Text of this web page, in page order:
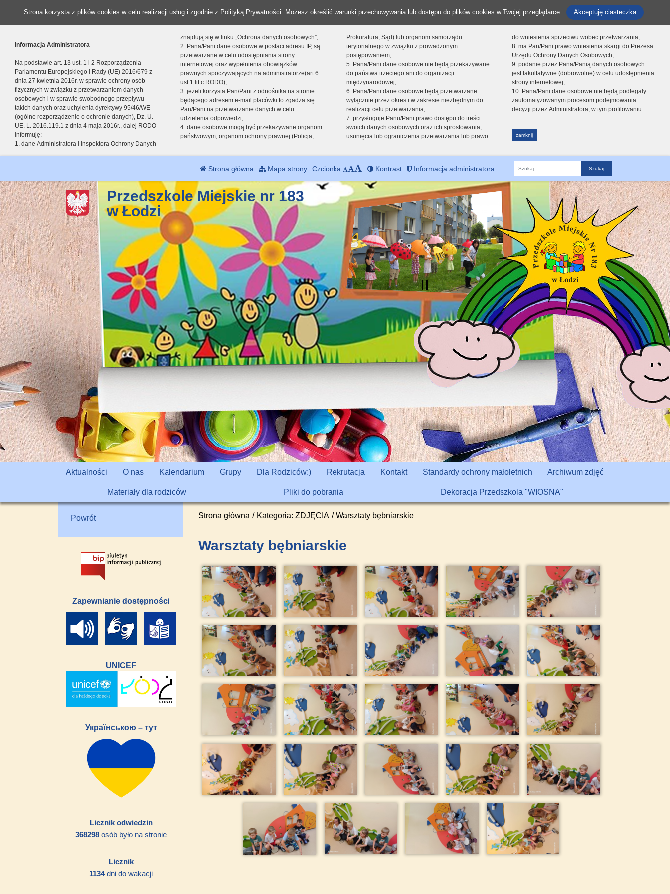
Strona korzysta z plików cookies w celu realizacji usług i zgodnie z Polityką Prywatności. Możesz określić warunki przechowywania lub dostępu do plików cookies w Twojej przeglądarce. Akceptuję ciasteczka
Informacja Administratora
Na podstawie art. 13 ust. 1 i 2 Rozporządzenia
Parlamentu Europejskiego i Rady (UE) 2016/679 z
dnia 27 kwietnia 2016r. w sprawie ochrony osób
fizycznych w związku z przetwarzaniem danych
osobowych i w sprawie swobodnego przepływu
takich danych oraz uchylenia dyrektywy 95/46/WE
(ogólne rozporządzenie o ochronie danych), Dz. U.
UE. L. 2016.119.1 z dnia 4 maja 2016r., dalej RODO
informuję:
1. dane Administratora i Inspektora Ochrony Danych
znajdują się w linku „Ochrona danych osobowych”,
2. Pana/Pani dane osobowe w postaci adresu IP, są
przetwarzane w celu udostępniania strony
internetowej oraz wypełnienia obowiązków
prawnych spoczywających na administratorze(art.6
ust.1 lit.c RODO),
3. jeżeli korzysta Pan/Pani z odnośnika na stronie
będącego adresem e-mail placówki to zgadza się
Pan/Pani na przetwarzanie danych w celu
udzielenia odpowiedzi,
4. dane osobowe mogą być przekazywane organom
państwowym, organom ochrony prawnej (Policja,
Prokuratura, Sąd) lub organom samorządu
terytorialnego w związku z prowadzonym
postępowaniem,
5. Pana/Pani dane osobowe nie będą przekazywane
do państwa trzeciego ani do organizacji
międzynarodowej,
6. Pana/Pani dane osobowe będą przetwarzane
wyłącznie przez okres i w zakresie niezbędnym do
realizacji celu przetwarzania,
7. przysługuje Panu/Pani prawo dostępu do treści
swoich danych osobowych oraz ich sprostowania,
usunięcia lub ograniczenia przetwarzania lub prawo
do wniesienia sprzeciwu wobec przetwarzania,
8. ma Pan/Pani prawo wniesienia skargi do Prezesa
Urzędu Ochrony Danych Osobowych,
9. podanie przez Pana/Panią danych osobowych
jest fakultatywne (dobrowolne) w celu udostępnienia
strony internetowej,
10. Pana/Pani dane osobowe nie będą podlegały
zautomatyzowanym procesom podejmowania
decyzji przez Administratora, w tym profilowaniu.
zamknij
Strona główna Mapa strony Czcionka Kontrast Informacja administratora
Fraza
Przedszkole Miejskie nr 183
w Łodzi
Aktualności O nas Kalendarium Grupy Dla Rodziców:) Rekrutacja Kontakt Standardy ochrony małoletnich Archiwum zdjęć
Materiały dla rodziców Pliki do pobrania Dekoracja Przedszkola "WIOSNA"
Strona główna Kategoria: ZDJĘCIA Warsztaty bębniarskie
Warsztaty bębniarskie
Powrót
Zapewnianie dostępności
UNICEF
Українською – тут
Licznik odwiedzin
368298 osób było na stronie
Licznik
1134dni do wakacji